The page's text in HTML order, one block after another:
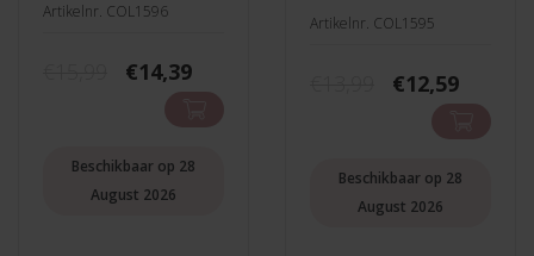
Artikelnr. COL1596
Oorspronkelijke
prijs
was:
€15,99.
€14,39Huidige
prijs
is:
€14,39.
Beschikbaar op 28
August 2026
Artikelnr. COL1595
prijs
was:
€13,99.
€12,59
prijs
is:
€12,59.
Beschikbaar op 28
August 2026